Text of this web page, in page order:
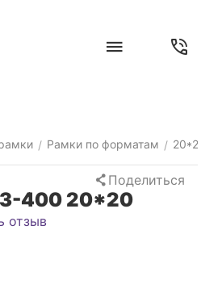
/ Рамки по форматам /
Поделиться
400 20*20
отзыв